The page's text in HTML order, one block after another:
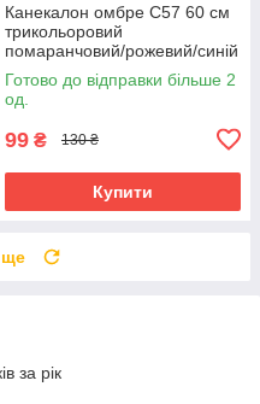
Канекалон омбре C57 60 см
трикольоровий
помаранчовий/рожевий/синій
Готово до відправки більше 2
од.
99 ₴ 130 ₴
Купити
ще
за рік